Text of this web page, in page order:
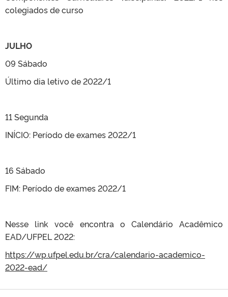
colegiados de curso
JULHO
09 Sábado
Último dia letivo de 2022/1
11 Segunda
INÍCIO: Período de exames 2022/1
16 Sábado
FIM: Período de exames 2022/1
Nesse link você encontra o Calendário Acadêmico
EAD/UFPEL 2022:
https://wp.ufpel.edu.br/cra/calendario-academico-
2022-ead/